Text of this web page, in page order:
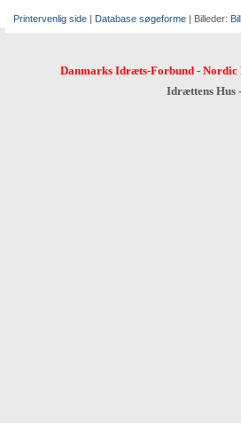
Printervenlig side | Database søgeforme | Billeder:
Danmarks Idræts-Forbund- Nordic
Idrættens Hus